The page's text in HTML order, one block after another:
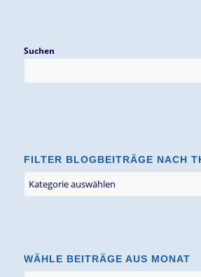
Suchen
FILTER BLOGBEITRÄGE NACH
Filter
Blogbeiträge
WÄHLE BEITRÄGE AUS MONAT